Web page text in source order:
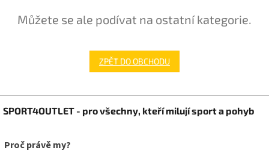
Můžete se ale podívat na ostatní kategorie.
ZPĚT DO OBCHODU
á
a
SPORT4OUTLET - pro všechny, kteří milují sport a pohyb
Proč právě my?